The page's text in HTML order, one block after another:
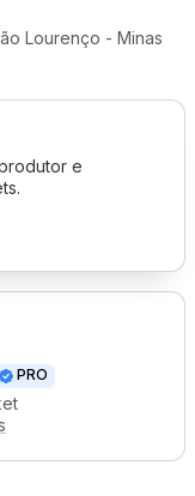
Lourenço - Minas
PRO
e